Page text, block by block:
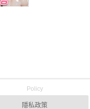
Policy
隱私政策